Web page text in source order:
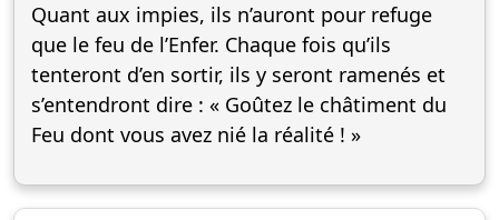
Quant aux impies, ils n’auront pour refuge
que le feu de l’Enfer. Chaque fois qu’ils
tenteront d’en sortir, ils y seront ramenés et
s’entendront dire : « Goûtez le châtiment du
Feu dont vous avez nié la réalité ! »